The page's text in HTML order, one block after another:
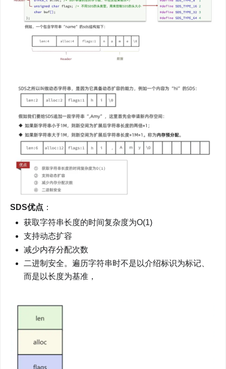
SDS优点 ：
获取字符串长度的时间复杂度为O(1)
支持动态扩容
减少内存分配次数
二进制安全。遍历字符串时不是以介绍标识为标记、
而是以长度为基准，